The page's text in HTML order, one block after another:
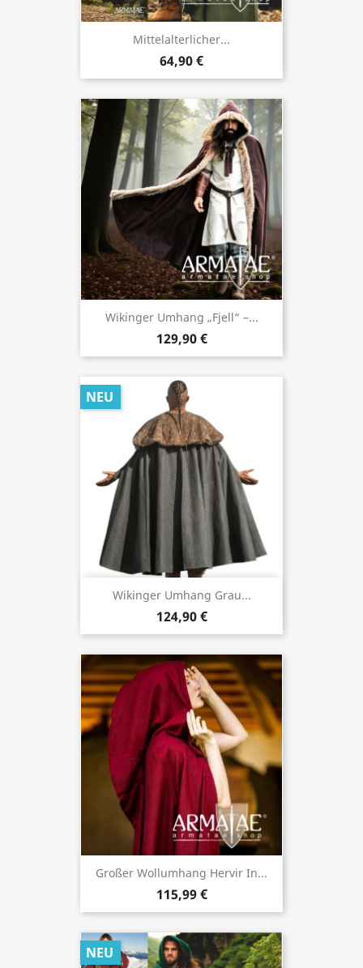
Mittelalterlicher...
64,90 €
Wikinger Umhang „Fjell“ –...
129,90 €
Wikinger Umhang Grau...
124,90 €
NEU
Großer Wollumhang Hervir In...
115,99 €
NEU